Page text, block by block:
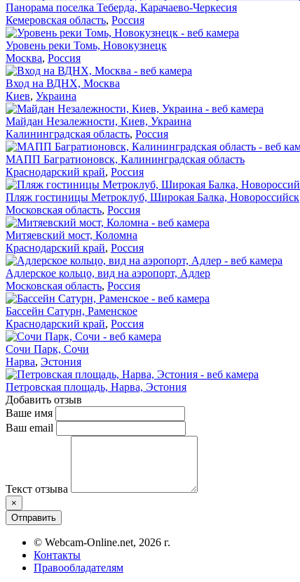
Панорама поселка Теберда, Карачаево-Черкесия
Кемеровская область, Россия
Уровень реки Томь, Новокузнецк
Москва, Россия
Вход на ВДНХ, Москва
Киев, Украина
Майдан Незалежности, Киев, Украина
Калининградская область, Россия
МАПП Багратионовск, Калининградская область
Краснодарский край, Россия
Пляж гостиницы Метроклуб, Широкая Балка, Новороссийск
Московская область, Россия
Митяевский мост, Коломна
Краснодарский край, Россия
Адлерское кольцо, вид на аэропорт, Адлер
Московская область, Россия
Бассейн Сатурн, Раменское
Краснодарский край, Россия
Сочи Парк, Сочи
Нарва, Эстония
Петровская площадь, Нарва, Эстония
Добавить отзыв
Ваше имя
Ваш email
Текст отзыва
×
Отправить
© Webcam-Online.net, 2026 г.
Контакты
Правообладателям